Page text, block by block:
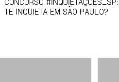
TE INQUIETA EM SÃO PAULO?